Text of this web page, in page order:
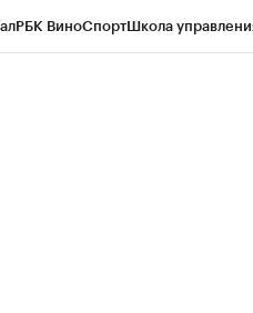
РБК ВиноСпортШкола